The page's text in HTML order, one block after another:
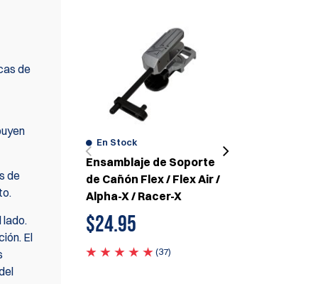
de
de
lado.
El
/ Flex Air /
X
(37)
En Stock
Almohadilla para Muslo
para las Fundas Flex /
Flex Air / Alpha-X / Racer-
X
$23.95